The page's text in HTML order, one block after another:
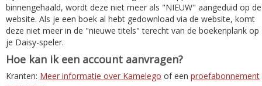
binnengehaald, wordt deze niet meer als "NIEUW" aangeduid op de
website. Als je een boek al hebt gedownload via de website, komt
deze niet meer in de "nieuwe titels" terecht van de boekenplank op
je Daisy-speler.
Hoe kan ik een account aanvragen?
Kranten: Meer informatie over Kamelego of een proefabonnement